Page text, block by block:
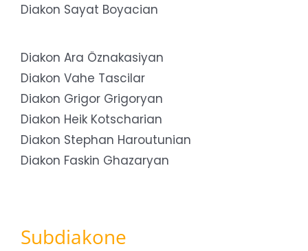
Diakon Sayat Boyacian
Diakon Ara Öznakasiyan
Diakon Vahe Tascilar
Diakon Grigor Grigoryan
Diakon Heik Kotscharian
Diakon Stephan Haroutunian
Diakon Faskin Ghazaryan
Subdiakone